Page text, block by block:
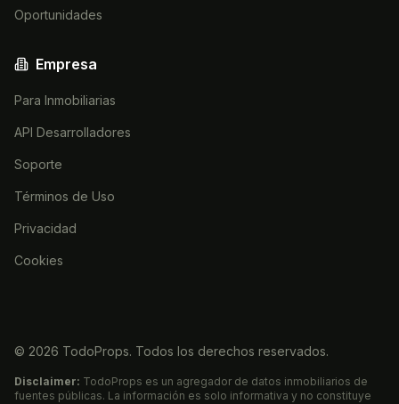
Oportunidades
Empresa
Para Inmobiliarias
API Desarrolladores
Soporte
Términos de Uso
Privacidad
Cookies
© 2026 TodoProps. Todos los derechos reservados.
Disclaimer: TodoProps es un agregador de datos inmobiliarios de
fuentes públicas. La información es solo informativa y no constituye